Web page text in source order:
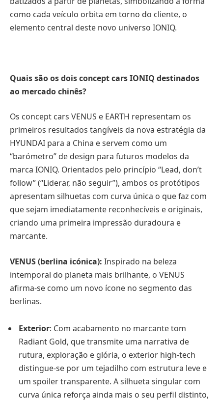
como cada veículo orbita em torno do cliente, o
elemento central deste novo universo IONIQ.
Quais são os dois concept cars IONIQ destinados
ao mercado chinês?
Os concept cars VENUS e EARTH representam os
primeiros resultados tangíveis da nova estratégia da
HYUNDAI para a China e servem como um
“barómetro” de design para futuros modelos da
marca IONIQ. Orientados pelo princípio “Lead, don’t
follow” (“Liderar, não seguir”), ambos os protótipos
apresentam silhuetas com curva única o que faz com
que sejam imediatamente reconhecíveis e originais,
criando uma primeira impressão duradoura e
marcante.
VENUS (berlina icónica): Inspirado na beleza
intemporal do planeta mais brilhante, o VENUS
afirma‑se como um novo ícone no segmento das
berlinas.
Exterior: Com acabamento no marcante tom
Radiant Gold, que transmite uma narrativa de
rutura, exploração e glória, o exterior high-tech
distingue‑se por um tejadilho com estrutura leve e
um spoiler transparente. A silhueta singular com
curva única reforça ainda mais o seu perfil distinto,